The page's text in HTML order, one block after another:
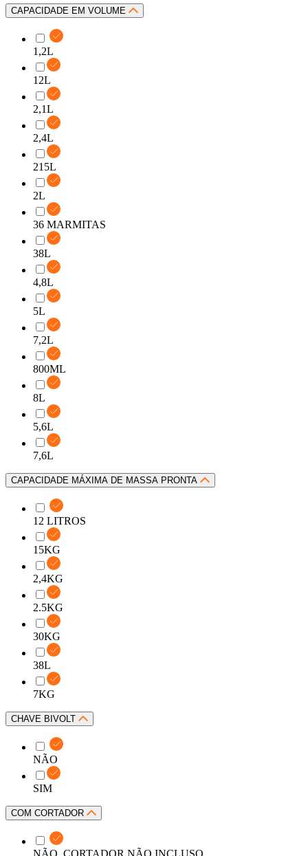
CAPACIDADE EM VOLUME
1,2L
12L
2,1L
2,4L
215L
2L
36 MARMITAS
38L
4,8L
5L
7,2L
800ML
8L
5,6L
7,6L
CAPACIDADE MÁXIMA DE MASSA PRONTA
12 LITROS
15KG
2,4KG
2.5KG
30KG
38L
7KG
CHAVE BIVOLT
NÃO
SIM
COM CORTADOR
NÃO. CORTADOR NÃO INCLUSO